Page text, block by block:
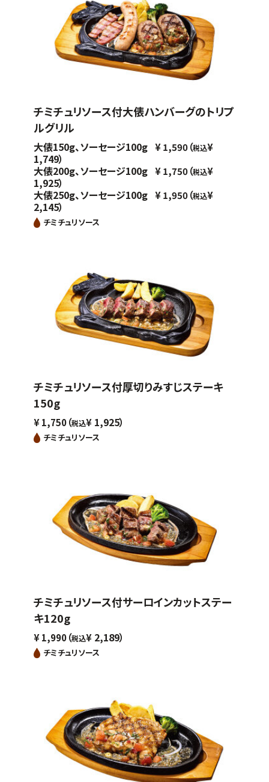
チミチュリソース付大俵ハンバーグのトリプ
ルグリル
大俵150g、ソーセージ100g ¥1,590（税込¥
1,749）
大俵200g、ソーセージ100g ¥1,750（税込¥
1,925）
大俵250g、ソーセージ100g ¥1,950（税込¥
2,145）
チミチュリソース
チミチュリソース付厚切りみすじステーキ
150g
¥1,750（税込¥1,925）
チミチュリソース
チミチュリソース付サーロインカットステー
キ120g
¥1,990（税込¥2,189）
チミチュリソース